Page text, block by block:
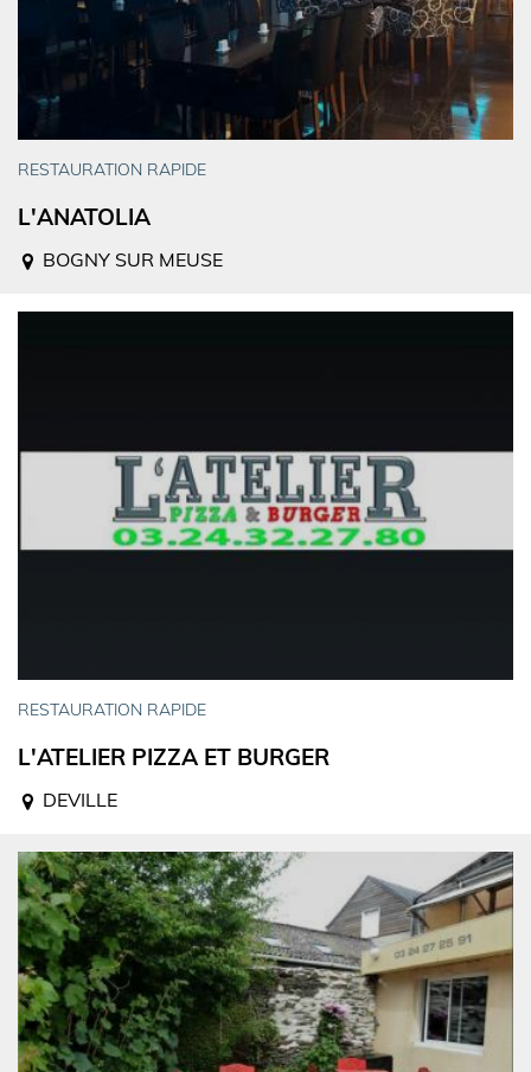
RESTAURATION RAPIDE
L'ANATOLIA
BOGNY SUR MEUSE
RESTAURATION RAPIDE
L'ATELIER PIZZA ET BURGER
DEVILLE